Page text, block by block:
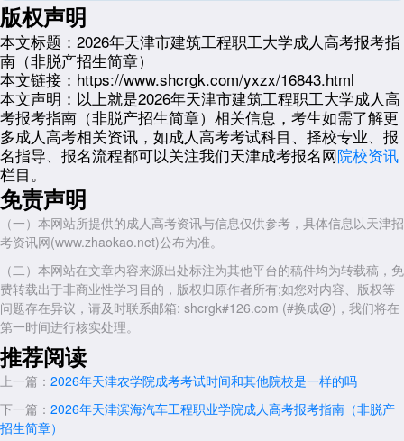
证》或《港澳居民居住证》、台湾居民持《台湾居民来往大陆通行证》或
《台湾居民居住证》、外国侨民持《外国人永久居留身份证》在规定的报
名时间内，到指定的报名点现场报名。详见天津市教育招生考试院招考资
讯网。
④符合免试入学照顾政策的考生(自主就业退役士兵、自主择业军转干
部、复员干部)，凭身份证、退役证(义务兵/士官退出现役证、军官转业证
书、军官复员证书)及符合相应报考条件的学历证书，可申请免试就读专
升本层次专业(免试条件具体要求详见考生报名所在地省级教育行政部门
相关文件)。
三、2026年天津市建筑工程职工大学成人高考招生专业及层次
院校 层次 专业 学制 户籍 考试科目
大数据与会
理
人力资源管
版权声明
本文标题： 2026年天津市建筑工程职工大学成人高考报考指
南（非脱产招生简章）
本文链接： https://www.shcrgk.com/yxzx/16843.html
本文声明： 以上就是2026年天津市建筑工程职工大学成人高
考报考指南（非脱产招生简章）相关信息，考生如需了解更
多成人高考相关资讯，如成人高考考试科目、择校专业、报
名指导、报名流程都可以关注我们天津成考报名网院校资讯
栏目。
免责声明
（一）本网站所提供的成人高考资讯与信息仅供参考，具体信息以天津招
考资讯网(www.zhaokao.net)公布为准。
（二）本网站在文章内容来源出处标注为其他平台的稿件均为转载稿，免
费转载出于非商业性学习目的，版权归原作者所有;如您对内容、版权等
问题存在异议，请及时联系邮箱: shcrgk#126.com (#换成@)，我们将在
第一时间进行核实处理。
推荐阅读
上一篇： 2026年天津农学院成考考试时间和其他院校是一样的吗
下一篇： 2026年天津滨海汽车工程职业学院成人高考报考指南（非脱产
招生简章）